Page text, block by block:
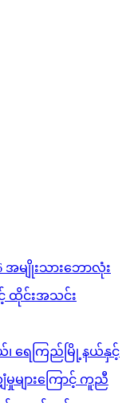
အမျိုးသားဘောလုံး
ထိုင်းအသင်း
၊ ရေကြည်မြို့နယ်နှင့်
များကြောင့် ကူညီ